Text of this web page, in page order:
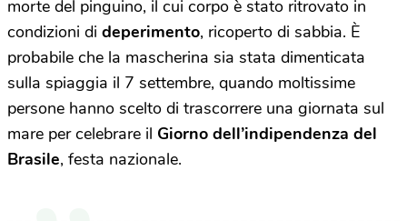
morte del pinguino, il cui corpo è stato ritrovato in
condizioni di deperimento, ricoperto di sabbia. È
probabile che la mascherina sia stata dimenticata
sulla spiaggia il 7 settembre, quando moltissime
persone hanno scelto di trascorrere una giornata sul
mare per celebrare il Giorno dell’indipendenza del
Brasile, festa nazionale.